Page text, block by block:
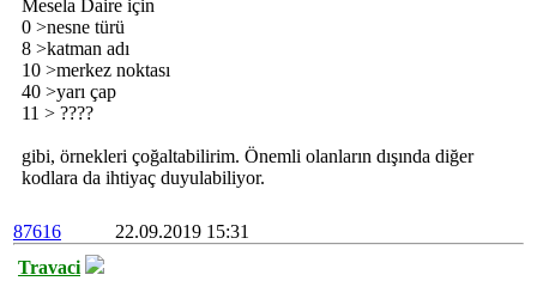
Mesela Daire için
0 >nesne türü
8 >katman adı
10 >merkez noktası
40 >yarı çap
11 > ????
gibi, örnekleri çoğaltabilirim. Önemli olanların dışında diğer
kodlara da ihtiyaç duyulabiliyor.
87616
22.09.2019 15:31
Travaci